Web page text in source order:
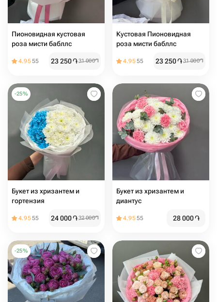
Пионовидная кустовая
роза мисти бабллс
4.9555 23 250֏31 000֏
Кустовая Пионовидная
роза мисти бабллс
4.9555 23 250֏31 000֏
-25%
Букет из хризантем и
гортензия ️
4.9555 24 000֏32 000֏
Букет из хризантем и
диантус
4.9555 28 000֏
-25%